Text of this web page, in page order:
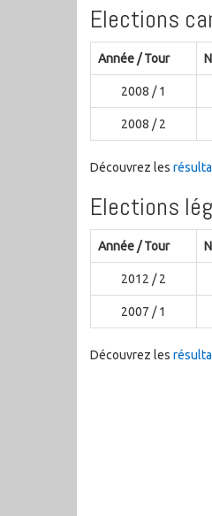
Elections
Année / Tour
2008 / 1
2008 / 2
Découvrez les
Elections
Année / Tour
2012 / 2
2007 / 1
Découvrez les